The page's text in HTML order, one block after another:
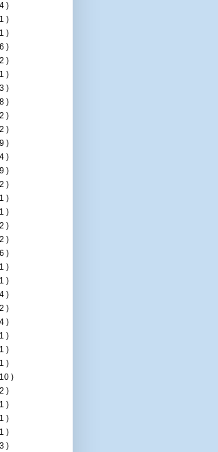
)
)
)
)
)
)
)
)
)
)
)
)
)
)
)
)
)
)
)
)
)
)
)
)
)
)
)
)
)
)
)
)
)